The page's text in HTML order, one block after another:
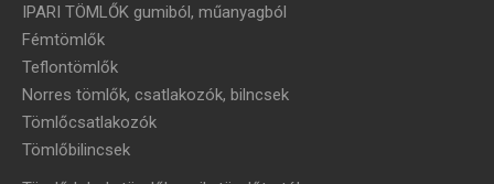
IPARI TÖMLŐK gumiból, műanyagból
Fémtömlők
Teflontömlők
Norres tömlők, csatlakozók, bilncsek
Tömlőcsatlakozók
Tömlőbilincsek